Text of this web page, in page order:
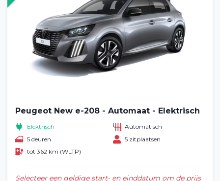
Veelgestelde vragen (FAQ)
Vacatures
2
Filialen
Peugeot New e-208 - Automaat - Elektrisch
Elektrisch
Automatisch
5 deuren
5 zitplaatsen
tot 362 km (WLTP)
Selecteer een geldige start- en einddatum om de prijs